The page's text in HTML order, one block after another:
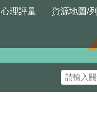
心理評量 資源地圖/